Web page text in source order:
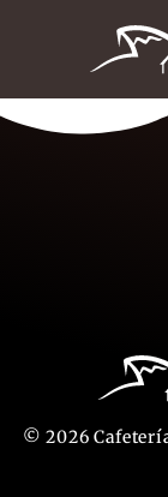
© 2026